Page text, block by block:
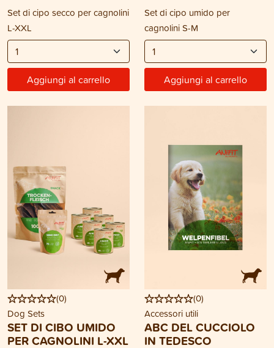
Set di cipo secco per cagnolini
L-XXL
Aggiungi al carrello
Set di cipo umido per
cagnolini S-M
Aggiungi al carrello
(0)
Dog Sets
SET DI CIBO UMIDO
PER CAGNOLINI L-XXL
(0)
Accessori utili
ABC DEL CUCCIOLO
IN TEDESCO